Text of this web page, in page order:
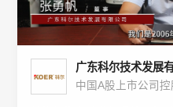
广东科尔技术发展
中国A股上市公司